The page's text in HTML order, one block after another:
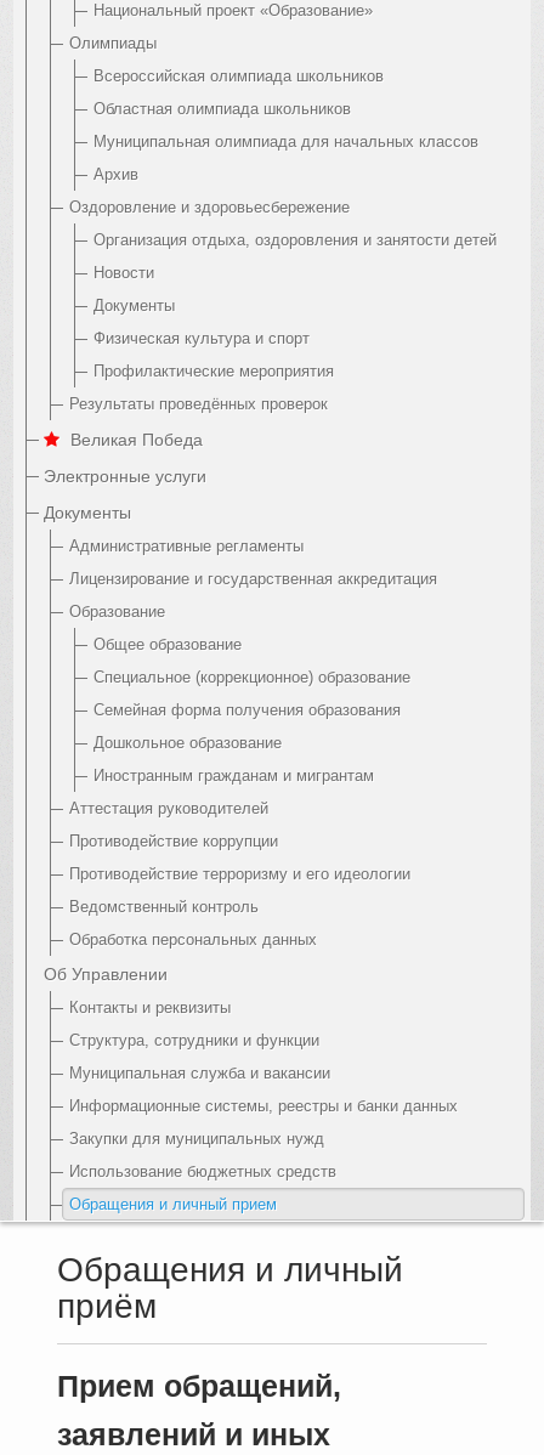
Национальный проект «Образование»
Олимпиады
Всероссийская олимпиада школьников
Областная олимпиада школьников
Муниципальная олимпиада для начальных классов
Архив
Оздоровление и здоровьесбережение
Организация отдыха, оздоровления и занятости детей
Новости
Документы
Физическая культура и спорт
Профилактические мероприятия
Результаты проведённых проверок
Великая Победа
Электронные услуги
Документы
Административные регламенты
Лицензирование и государственная аккредитация
Образование
Общее образование
Специальное (коррекционное) образование
Семейная форма получения образования
Дошкольное образование
Иностранным гражданам и мигрантам
Аттестация руководителей
Противодействие коррупции
Противодействие терроризму и его идеологии
Ведомственный контроль
Обработка персональных данных
Об Управлении
Контакты и реквизиты
Структура, сотрудники и функции
Муниципальная служба и вакансии
Информационные системы, реестры и банки данных
Закупки для муниципальных нужд
Использование бюджетных средств
Обращения и личный прием
Обращения и личный
приём
Прием обращений,
заявлений и иных